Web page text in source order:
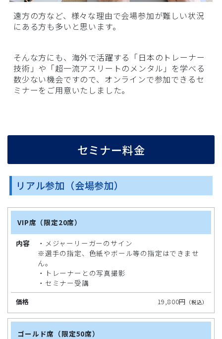
遠方の方など、様々な理由で会場参加が難しい状況
にある方も多いと思います。
そんな方にも、海外で活躍する「日本のトレーナー
技術」や「超一流アスリートのメンタル」を学べる
数少ない機会ですので、オンラインで参加できるセ
ミナーをご用意いたしました。
セミナー料金
リアル参加（会場参加）
容
VIP席（限定20席）
・メジャーリーガーのサイン
※選手の指定、色紙やボール等の指定はできませ
ん。
・トレーナーとの写真撮影
・セミナー受講
19,800円 （税込）
ゴールド席（限定50席）